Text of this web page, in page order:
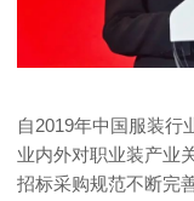
自2019年中国服装行
业内外对职业装产业
招标采购规范不断完